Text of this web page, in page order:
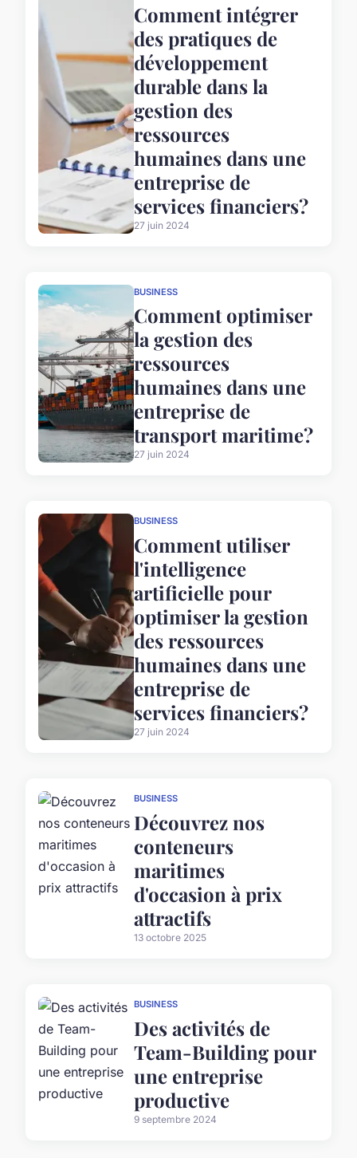
Comment intégrer
des pratiques de
développement
durable dans la
gestion des
ressources
humaines dans une
entreprise de
services financiers?
27 juin 2024
BUSINESS
Comment optimiser
la gestion des
ressources
humaines dans une
entreprise de
transport maritime?
27 juin 2024
BUSINESS
Comment utiliser
l'intelligence
artificielle pour
optimiser la gestion
des ressources
humaines dans une
entreprise de
services financiers?
27 juin 2024
BUSINESS
Découvrez nos
conteneurs
maritimes
d'occasion à prix
attractifs
13 octobre 2025
BUSINESS
Des activités de
Team-Building pour
une entreprise
productive
9 septembre 2024